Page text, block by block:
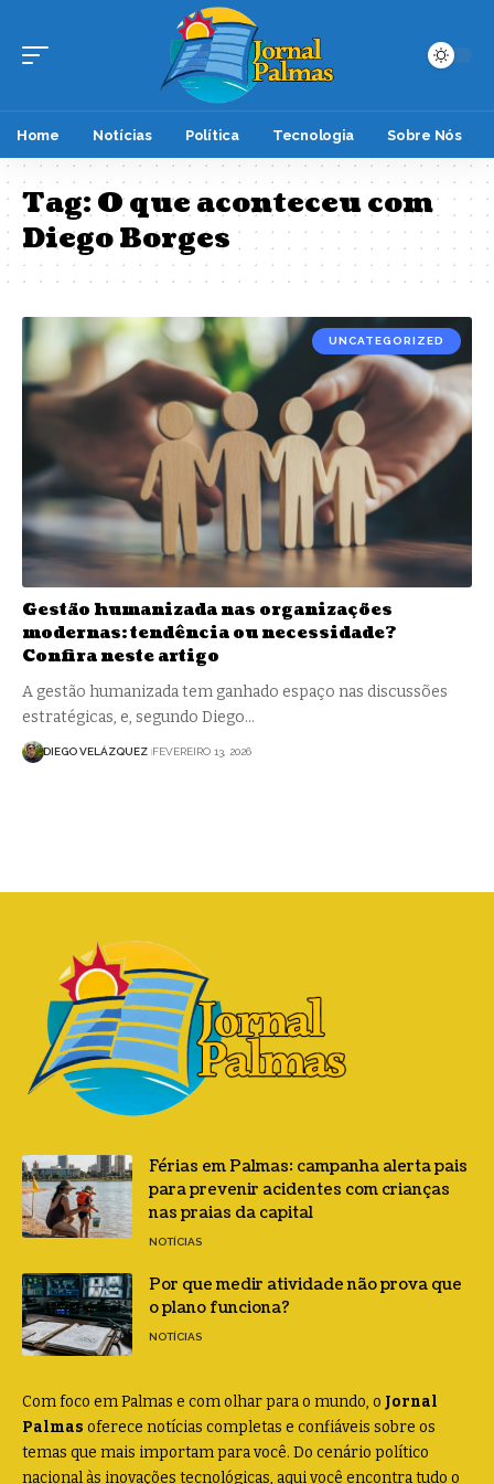
Home Notícias Política Tecnologia Sobre Nós
Tag:O que aconteceu com
Diego Borges
UNCATEGORIZED
Gestão humanizada nas organizações
modernas: tendência ou necessidade?
Confira neste artigo
A gestão humanizada tem ganhado espaço nas discussões
estratégicas, e, segundo Diego…
DIEGO VELÁZQUEZ FEVEREIRO 13, 2026
Férias em Palmas: campanha alerta pais
para prevenir acidentes com crianças
nas praias da capital
NOTÍCIAS
Por que medir atividade não prova que
o plano funciona?
NOTÍCIAS
Com foco em Palmas e com olhar para o mundo, o Jornal
Palmas oferece notícias completas e confiáveis sobre os
temas que mais importam para você. Do cenário político
nacional às inovações tecnológicas, aqui você encontra tudo o